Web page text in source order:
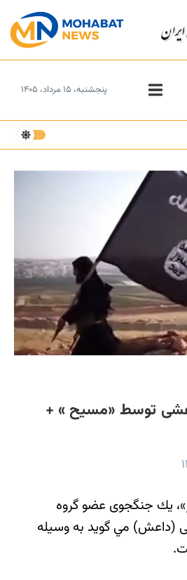
پنجشنبه، ۱۵ مرداد، ۱۴۰۵
توسط «مسيح » +
يك جنگجوی عضو گروه
(داعش) مي گويد به وسيله